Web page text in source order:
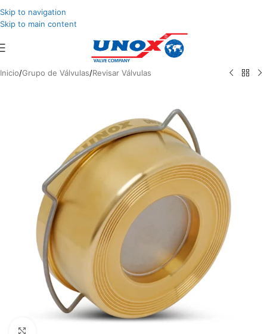
Skip to navigation
Skip to main content
Inicio/Grupo de Válvulas/Revisar Válvulas